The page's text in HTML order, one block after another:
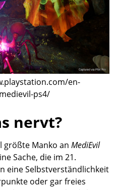
nervt?
größte Manko an
Sache, die im 21.
eine Selbstverständlichkeit
oder gar freies
sucht man inMediEvilaber
endgültigen Tod,
VeteranInnen
aber für mich stellt diese
ein richtiges Ärgernis